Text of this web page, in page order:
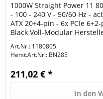
1000W Straight Power 11
- 100 - 240 V - 50/60 Hz -
ATX 20+4-pin - 6x PCIe
Black Voll-Modular
Art.Nr.: 1180805
Herst.Art.Nr.: BN285
211,02 € *
In den